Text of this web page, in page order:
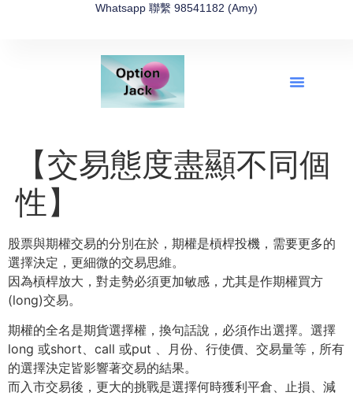
Whatsapp 聯繫 98541182 (Amy)
【交易態度盡顯不同個
性】
股票與期權交易的分別在於，期權是槓桿投機，需要更多的
選擇決定，更細微的交易思維。
因為槓桿放大，對走勢必須更加敏感，尤其是作期權買方
(long)交易。
期權的全名是期貨選擇權，換句話說，必須作出選擇。選擇
long 或short、call 或put 、月份、行使價、交易量等，所有
的選擇決定皆影響著交易的結果。
而入市交易後，更大的挑戰是選擇何時獲利平倉、止損、減